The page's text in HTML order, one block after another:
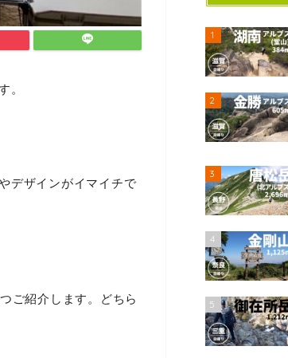
。
デザインがイマイチで
ご紹介します。どちら
1
2
3
4
5